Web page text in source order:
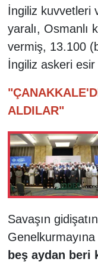
İngiliz kuvvetleri
yaralı, Osmanlı
vermiş, 13.100
İngiliz askeri esir
ALDILAR"
Savaşın
beş aydan beri